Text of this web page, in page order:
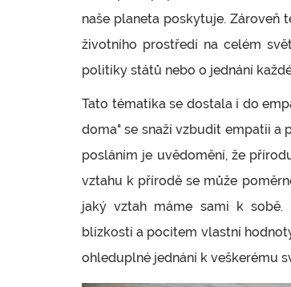
naše planeta poskytuje. Zároveň
životního prostředí na celém
politiky států nebo o jednání
Tato tématika se dostala i do
doma" se snaží vzbudit empatii a
posláním je uvědomění, že
vztahu k přírodě se může
jaký vztah máme sami k sobě.
blízkostí a pocitem vlastní
ohleduplné jednání k veškerému